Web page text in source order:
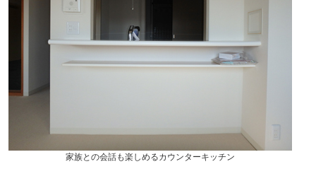
家族との会話も楽しめるカウンターキッチン